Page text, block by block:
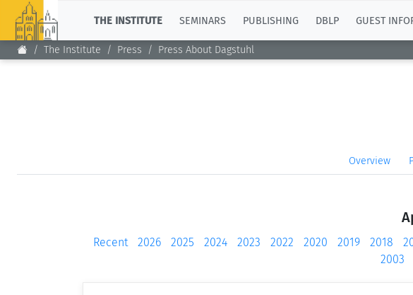
THE INSTITUTE SEMINARS PUBLISHING DBLP GUEST
The Institute Press Press About Dagstuhl
Overview
Recent 2026 2025 2024 2023 2022 2020 2019 2018
2003